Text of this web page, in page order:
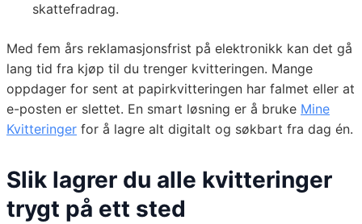
skattefradrag.
Med fem års reklamasjonsfrist på elektronikk kan det gå
lang tid fra kjøp til du trenger kvitteringen. Mange
oppdager for sent at papirkvitteringen har falmet eller at
e-posten er slettet. En smart løsning er å bruke Mine
Kvitteringer for å lagre alt digitalt og søkbart fra dag én.
Slik lagrer du alle kvitteringer
trygt på ett sted